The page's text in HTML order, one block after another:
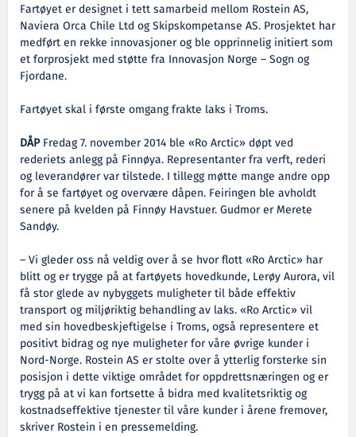
Fartøyet er designet i tett samarbeid mellom Rostein AS,
Naviera Orca Chile Ltd og Skipskompetanse AS. Prosjektet har
medført en rekke innovasjoner og ble opprinnelig initiert som
et forprosjekt med støtte fra Innovasjon Norge – Sogn og
Fjordane.
Fartøyet skal i første omgang frakte laks i Troms.
DÅPFredag 7. november 2014 ble «Ro Arctic» døpt ved
rederiets anlegg på Finnøya. Representanter fra verft, rederi
og leverandører var tilstede. I tillegg møtte mange andre opp
for å se fartøyet og overvære dåpen. Feiringen ble avholdt
senere på kvelden på Finnøy Havstuer. Gudmor er Merete
Sandøy.
– Vi gleder oss nå veldig over å se hvor flott «Ro Arctic» har
blitt og er trygge på at fartøyets hovedkunde, Lerøy Aurora, vil
få stor glede av nybyggets muligheter til både effektiv
transport og miljøriktig behandling av laks. «Ro Arctic» vil
med sin hovedbeskjeftigelse i Troms, også representere et
positivt bidrag og nye muligheter for våre øvrige kunder i
Nord-Norge. Rostein AS er stolte over å ytterlig forsterke sin
posisjon i dette viktige området for oppdrettsnæringen og er
trygg på at vi kan fortsette å bidra med kvalitetsriktig og
kostnadseffektive tjenester til våre kunder i årene fremover,
skriver Rostein i en pressemelding.